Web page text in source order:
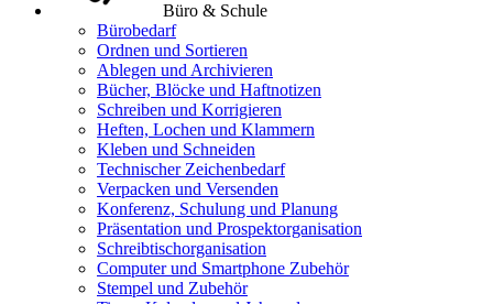
Büro & Schule
Bürobedarf
Ordnen und Sortieren
Ablegen und Archivieren
Bücher, Blöcke und Haftnotizen
Schreiben und Korrigieren
Heften, Lochen und Klammern
Kleben und Schneiden
Technischer Zeichenbedarf
Verpacken und Versenden
Konferenz, Schulung und Planung
Präsentation und Prospektorganisation
Schreibtischorganisation
Computer und Smartphone Zubehör
Stempel und Zubehör